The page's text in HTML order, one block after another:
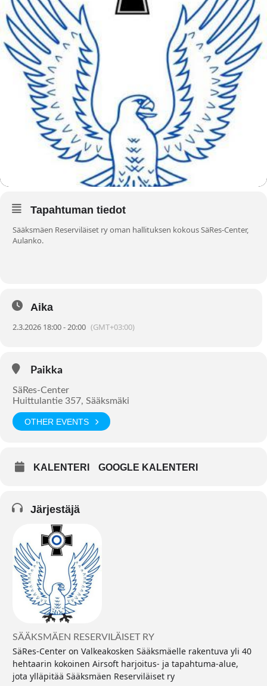
Tapahtuman tiedot
Sääksmäen Reserviläiset ry oman hallituksen kokous SäRes-Center,
Aulanko.
Aika
2.3.2026 18:00 - 20:00 (GMT+03:00)
Paikka
SäRes-Center
Huittulantie 357, Sääksmäki
OTHER EVENTS
KALENTERI GOOGLE KALENTERI
Järjestäjä
SÄÄKSMÄEN RESERVILÄISET RY
SäRes-Center on Valkeakosken Sääksmäelle rakentuva yli 40
hehtaarin kokoinen Airsoft harjoitus- ja tapahtuma-alue,
jota ylläpitää Sääksmäen Reserviläiset ry